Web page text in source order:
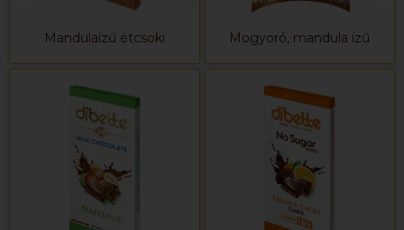
Mandulaízű étcsoki Mogyoró, mandula ízű